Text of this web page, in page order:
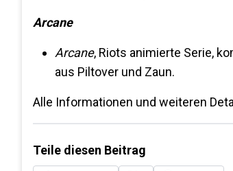
Arcane
Arcane, Riots animierte Serie,
aus Piltover und Zaun.
Alle Informationen und weiteren
Teile diesen Beitrag